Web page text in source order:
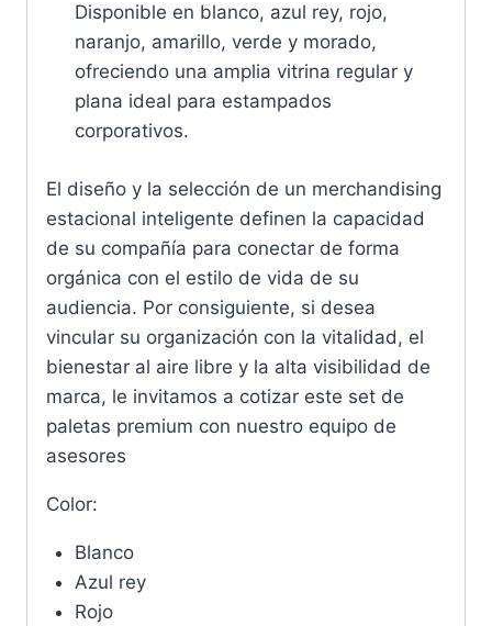
Disponible en blanco, azul rey, rojo,
naranjo, amarillo, verde y morado,
ofreciendo una amplia vitrina regular y
plana ideal para estampados
corporativos.
El diseño y la selección de un merchandising
estacional inteligente definen la capacidad
de su compañía para conectar de forma
orgánica con el estilo de vida de su
audiencia. Por consiguiente, si desea
vincular su organización con la vitalidad, el
bienestar al aire libre y la alta visibilidad de
marca, le invitamos a cotizar este set de
paletas premium con nuestro equipo de
asesores
Color:
Blanco
Azul rey
Rojo